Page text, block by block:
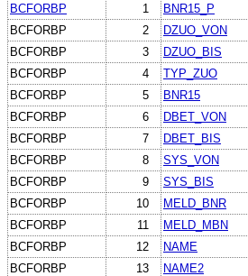
BCFORBP 1 BNR15_P
BCFORBP
2 DZUO_VON
BCFORBP
3 DZUO_BIS
BCFORBP
4 TYP_ZUO
BCFORBP
5 BNR15
BCFORBP
6 DBET_VON
BCFORBP
7 DBET_BIS
BCFORBP
8 SYS_VON
BCFORBP
9 SYS_BIS
BCFORBP
10 MELD_BNR
BCFORBP
11 MELD_MBN
BCFORBP
12 NAME
BCFORBP
13 NAME2